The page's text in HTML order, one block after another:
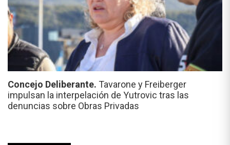
Concejo Deliberante. Tavarone y Freiberger
impulsan la interpelación de Yutrovic tras las
denuncias sobre Obras Privadas